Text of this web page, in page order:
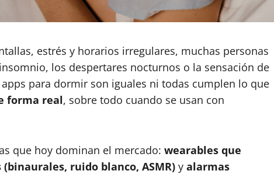
estrés y horarios irregulares, muchas personas
los despertares nocturnos o la sensación de
para dormir son iguales ni todas cumplen lo que
forma real, sobre todo cuando se usan con
que hoy dominan el mercado: wearables que
(binaurales, ruido blanco, ASMR) y alarmas